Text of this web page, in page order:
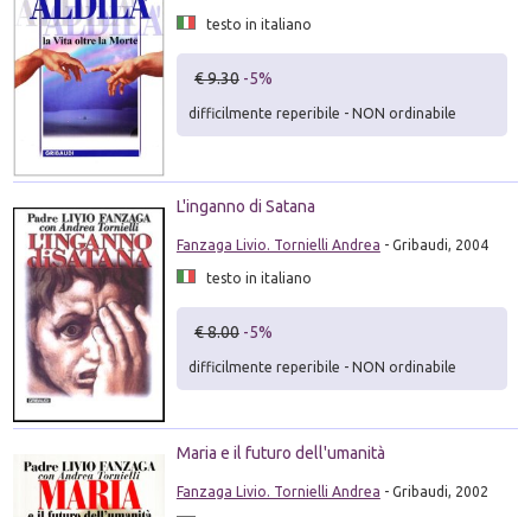
testo in italiano
€ 9.30 -5%
difficilmente reperibile - NON ordinabile
L'inganno di Satana
Fanzaga Livio. Tornielli Andrea - Gribaudi, 2004
testo in italiano
€ 8.00 -5%
difficilmente reperibile - NON ordinabile
Maria e il futuro dell'umanità
Fanzaga Livio. Tornielli Andrea - Gribaudi, 2002